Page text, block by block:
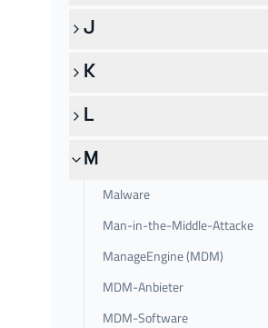
J
K
L
M
Malware
Man-in-the-Middle-Attacke
ManageEngine (MDM)
MDM-Anbieter
MDM-Software